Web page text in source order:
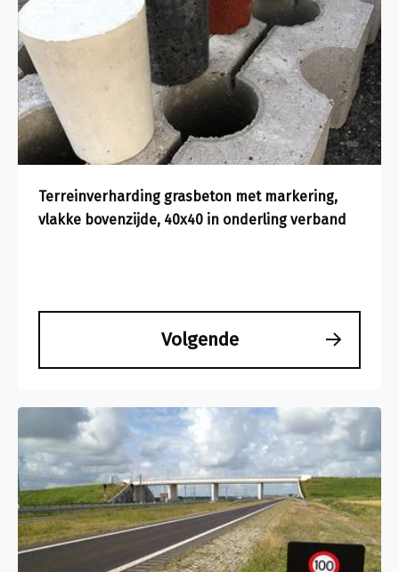
Volgende
Terreinverharding grasbeton met markering,
vlakke bovenzijde, 40x40 in onderling verband